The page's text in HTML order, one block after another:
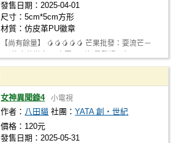
發售日期：2025-04-01
尺寸：5cm*5cm方形
材質：仿皮革PU徽章
【尚有餘量】 🥭🥭🥭🥭🥭 芒果批發：耍流芒－
女神異聞錄4 小電視
作者： 八田貓 社團：YATA 創‧世紀
價格：120元
發售日期：2025-05-31